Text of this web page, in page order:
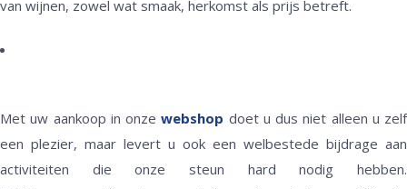
van wijnen, zowel wat smaak, herkomst als prijs betreft.
Met uw aankoop in onzewebshop doet u dus niet alleen u zelf
een plezier, maar levert u ook een welbestede bijdrage aan
activiteiten die onze steun hard nodig hebben.